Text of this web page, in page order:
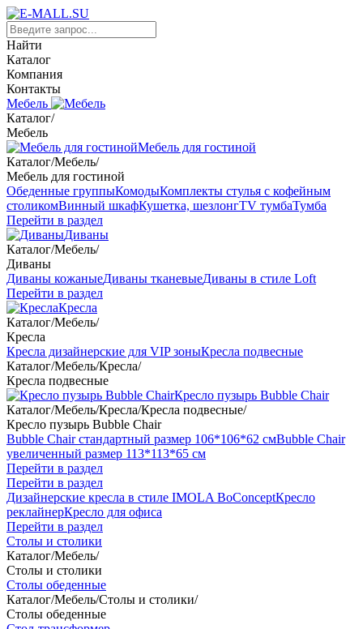
Найти
Каталог
Компания
Контакты
Мебель
Каталог/
Мебель
Мебель для гостиной
Каталог/Мебель/
Мебель для гостиной
Обеденные группыКомодыКомплекты стулья с кофейным
столикомВинный шкафКушетка, шезлонгTV тумбаТумба
Перейти в раздел
Диваны
Каталог/Мебель/
Диваны
Диваны кожаныеДиваны тканевыеДиваны в стиле Loft
Перейти в раздел
Кресла
Каталог/Мебель/
Кресла
Кресла дизайнерские для VIP зоныКресла подвесные
Каталог/Мебель/Кресла/
Кресла подвесные
Кресло пузырь Bubble Chair
Каталог/Мебель/Кресла/Кресла подвесные/
Кресло пузырь Bubble Chair
Bubble Chair стандартный размер 106*106*62 смBubble Chair
увеличенный размер 113*113*65 см
Перейти в раздел
Перейти в раздел
Дизайнерские кресла в стиле IMOLA BoConceptКресло
реклайнерКресло для офиса
Перейти в раздел
Столы и столики
Каталог/Мебель/
Столы и столики
Столы обеденные
Каталог/Мебель/Столы и столики/
Столы обеденные